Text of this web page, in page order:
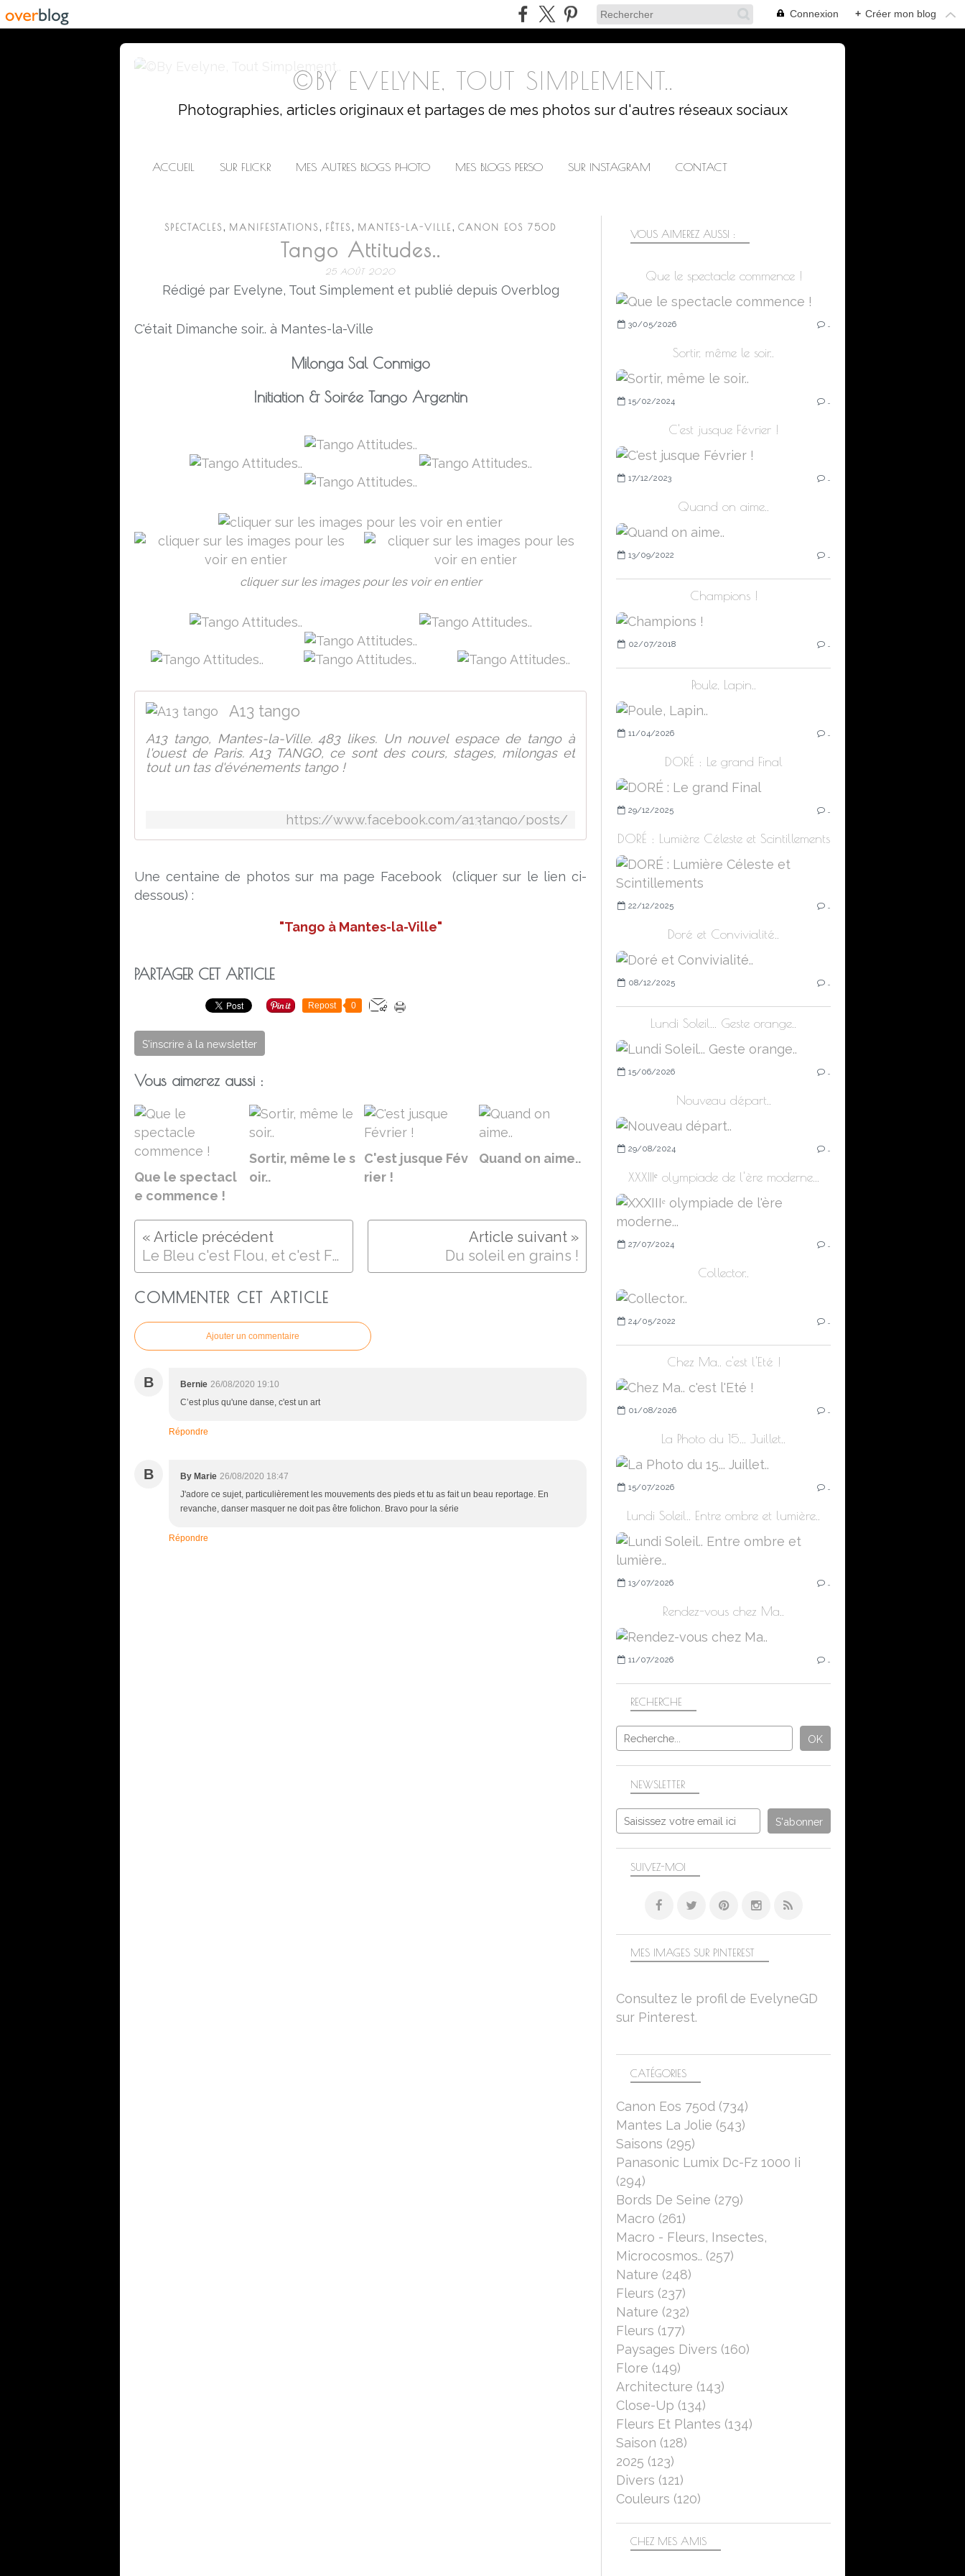
Connexion + Créer mon blog
©BY EVELYNE, TOUT SIMPLEMENT..
Photographies, articles originaux et partages de mes photos sur d'autres réseaux sociaux
ACCUEIL SUR FLICKR MES AUTRES BLOGS PHOTO MES BLOGS PERSO SUR INSTAGRAM CONTACT
SPECTACLES , MANIFESTATIONS , FÊTES , MANTES-LA-VILLE , CANON EOS 750D
Tango Attitudes..
25 AOÛT 2020
Rédigé par Evelyne, Tout Simplement et publié depuis Overblog
C'était Dimanche soir.. à Mantes-la-Ville
Milonga Sal Conmigo
Initiation & Soirée Tango Argentin
cliquer sur les images pour les voir en entier
A13 tango
A13 tango, Mantes-la-Ville. 483 likes. Un nouvel espace de tango à
l'ouest de Paris. A13 TANGO, ce sont des cours, stages, milongas et
tout un tas d'événements tango !
https://www.facebook.com/a13tango/posts/
Une centaine de photos sur ma page Facebook (cliquer sur le lien ci-
dessous) :
"Tango à Mantes-la-Ville"
PARTAGER CET ARTICLE
Repost 0
S'inscrire à la newsletter
Vous aimerez aussi :
Que le spectacl
e commence !
Sortir, même le s
oir..
C'est jusque Fév
rier !
Quand on aime..
Le Bleu c'est Flou, et c'est Fou ! Du soleil en grains !
COMMENTER CET ARTICLE
Ajouter un commentaire
B Bernie 26/08/2020 19:10
C’est plus qu'une danse, c'est un art
Répondre
B By Marie 26/08/2020 18:47
J'adore ce sujet, particulièrement les mouvements des pieds et tu as fait un beau reportage. En
revanche, danser masquer ne doit pas être folichon. Bravo pour la série
Répondre
NEWSLETTER
SUIVEZ-MOI
RECHERCHE
VOUS AIMEREZ AUSSI :
Que le spectacle commence !
30/05/2026
Sortir, même le soir..
15/02/2024
C'est jusque Février !
17/12/2023
Quand on aime..
13/09/2022
Champions !
02/07/2018
Poule, Lapin..
11/04/2026
DORÉ : Le grand Final
29/12/2025
DORÉ : Lumière Céleste et Scintillements
22/12/2025
Doré et Convivialité..
08/12/2025
Lundi Soleil... Geste orange..
15/06/2026
Nouveau départ..
29/08/2024
XXXIIIᵉ olympiade de l'ère moderne...
27/07/2024
Collector..
24/05/2022
Chez Ma.. c'est l'Eté !
01/08/2026
La Photo du 15... Juillet..
15/07/2026
Lundi Soleil.. Entre ombre et lumière..
13/07/2026
Rendez-vous chez Ma..
11/07/2026
CATÉGORIES
Canon Eos 750d (734)
Mantes La Jolie (543)
Saisons (295)
Panasonic Lumix Dc-Fz 1000 Ii
(294)
Bords De Seine (279)
Macro (261)
Macro - Fleurs, Insectes,
Microcosmos.. (257)
Nature (248)
Fleurs (237)
Nature (232)
Fleurs (177)
Paysages Divers (160)
Flore (149)
Architecture (143)
Close-Up (134)
Fleurs Et Plantes (134)
Saison (128)
2025 (123)
Divers (121)
Couleurs (120)
MES IMAGES SUR PINTEREST
Consultez le profil de EvelyneGD
sur Pinterest.
CHEZ MES AMIS